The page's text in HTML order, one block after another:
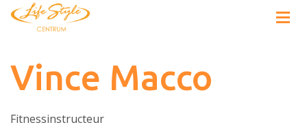
Vince Macco
Fitnessinstructeur